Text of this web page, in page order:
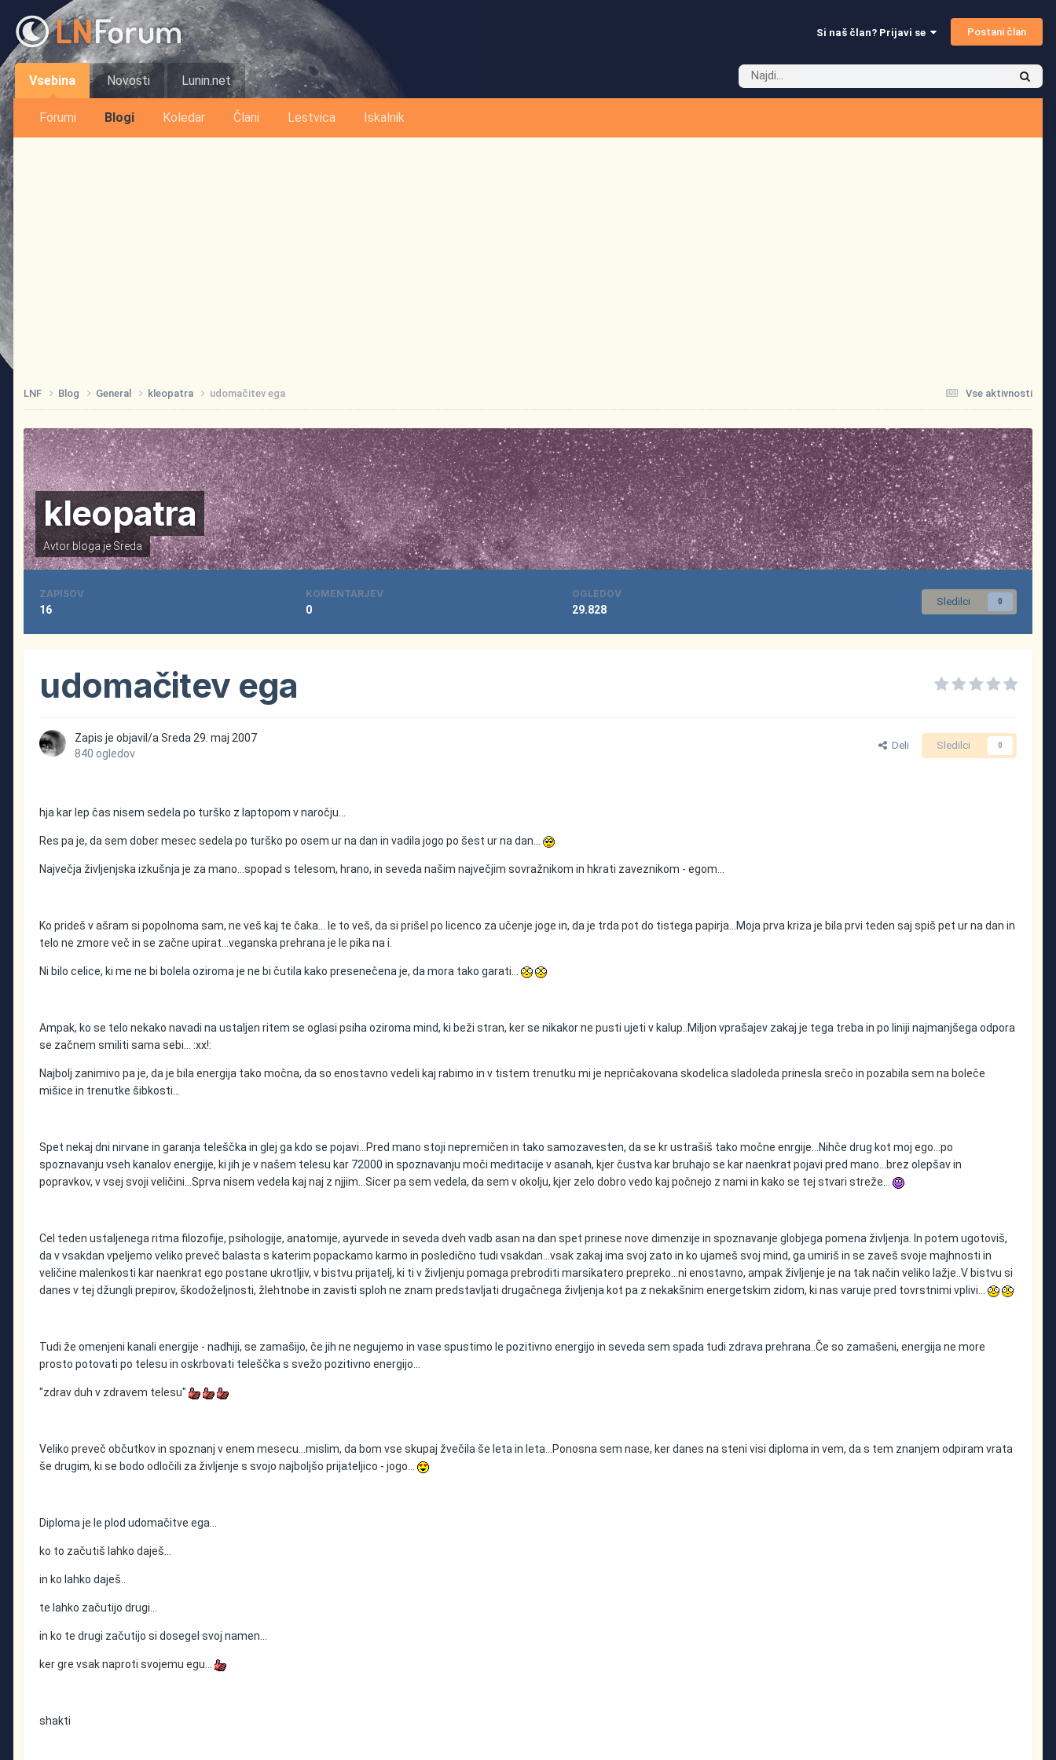
Si naš član? Prijavi se Postani član
Vsebina
Forumi Blogi Koledar Člani Lestvica Iskalnik
Novosti Lunin.net
Vse aktivnosti
LNF Blog General kleopatra udomačitev ega
kleopatra
Avtor bloga jeSreda
Sledilci 0
ZAPISOV
16
KOMENTARJEV
0
OGLEDOV
29.828
udomačitev ega
Zapis je objavil/aSreda 29. maj 2007
840 ogledov
Deli Sledilci 0
hja kar lep čas nisem sedela po turško z laptopom v naročju...
Res pa je, da sem dober mesec sedela po turško po osem ur na dan in vadila jogo po šest ur na dan...
Največja življenjska izkušnja je za mano...spopad s telesom, hrano, in seveda našim največjim sovražnikom in hkrati zaveznikom - egom...
Ko prideš v ašram si popolnoma sam, ne veš kaj te čaka... le to veš, da si prišel po licenco za učenje joge in, da je trda pot do tistega papirja...Moja prva kriza je bila prvi teden saj spiš pet ur na dan in
telo ne zmore več in se začne upirat...veganska prehrana je le pika na i.
Ni bilo celice, ki me ne bi bolela oziroma je ne bi čutila kako presenečena je, da mora tako garati...
Ampak, ko se telo nekako navadi na ustaljen ritem se oglasi psiha oziroma mind, ki beži stran, ker se nikakor ne pusti ujeti v kalup..Miljon vprašajev zakaj je tega treba in po liniji najmanjšega odpora
se začnem smiliti sama sebi... :xx!:
Najbolj zanimivo pa je, da je bila energija tako močna, da so enostavno vedeli kaj rabimo in v tistem trenutku mi je nepričakovana skodelica sladoleda prinesla srečo in pozabila sem na boleče
mišice in trenutke šibkosti...
Spet nekaj dni nirvane in garanja teleščka in glej ga kdo se pojavi...Pred mano stoji nepremičen in tako samozavesten, da se kr ustrašiš tako močne enrgije...Nihče drug kot moj ego...po
spoznavanju vseh kanalov energije, ki jih je v našem telesu kar 72000 in spoznavanju moči meditacije v asanah, kjer čustva kar bruhajo se kar naenkrat pojavi pred mano...brez olepšav in
popravkov, v vsej svoji veličini...Sprva nisem vedela kaj naj z njjim...Sicer pa sem vedela, da sem v okolju, kjer zelo dobro vedo kaj počnejo z nami in kako se tej stvari streže...
Cel teden ustaljenega ritma filozofije, psihologije, anatomije, ayurvede in seveda dveh vadb asan na dan spet prinese nove dimenzije in spoznavanje globjega pomena življenja. In potem ugotoviš,
da v vsakdan vpeljemo veliko preveč balasta s katerim popackamo karmo in posledično tudi vsakdan...vsak zakaj ima svoj zato in ko ujameš svoj mind, ga umiriš in se zaveš svoje majhnosti in
veličine malenkosti kar naenkrat ego postane ukrotljiv, v bistvu prijatelj, ki ti v življenju pomaga prebroditi marsikatero prepreko...ni enostavno, ampak življenje je na tak način veliko lažje..V bistvu si
danes v tej džungli prepirov, škodoželjnosti, žlehtnobe in zavisti sploh ne znam predstavljati drugačnega življenja kot pa z nekakšnim energetskim zidom, ki nas varuje pred tovrstnimi vplivi...
Tudi že omenjeni kanali energije - nadhiji, se zamašijo, če jih ne negujemo in vase spustimo le pozitivno energijo in seveda sem spada tudi zdrava prehrana..Če so zamašeni, energija ne more
prosto potovati po telesu in oskrbovati teleščka s svežo pozitivno energijo...
"zdrav duh v zdravem telesu"
Veliko preveč občutkov in spoznanj v enem mesecu...mislim, da bom vse skupaj žvečila še leta in leta...Ponosna sem nase, ker danes na steni visi diploma in vem, da s tem znanjem odpiram vrata
še drugim, ki se bodo odločili za življenje s svojo najboljšo prijateljico - jogo...
Diploma je le plod udomačitve ega...
ko to začutiš lahko daješ...
in ko lahko daješ..
te lahko začutijo drugi...
in ko te drugi začutijo si dosegel svoj namen...
ker gre vsak naproti svojemu egu...
shakti